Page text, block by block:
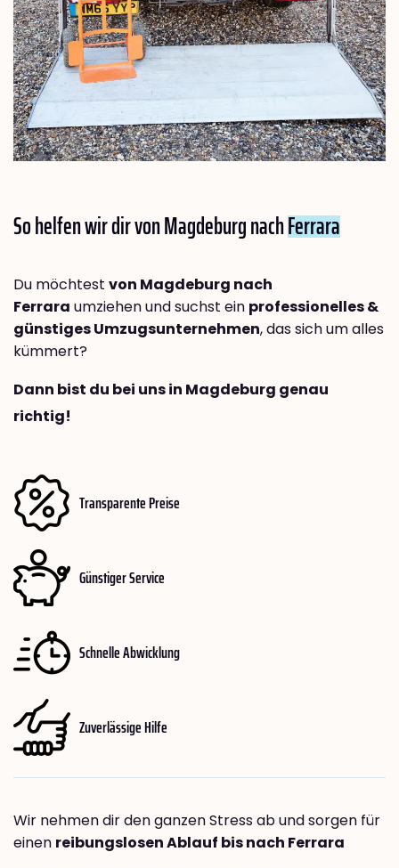
So helfen wir dir von Magdeburg nachFerrara
Du möchtest von Magdeburg nach
Ferrara umziehen und suchst ein professionelles &
günstiges Umzugsunternehmen, das sich um alles
kümmert?
Dann bist du bei uns in Magdeburg genau
richtig!
Transparente Preise
Günstiger Service
Schnelle Abwicklung
Zuverlässige Hilfe
Wir nehmen dir den ganzen Stress ab und sorgen für
einen reibungslosen Ablauf bis nach Ferrara